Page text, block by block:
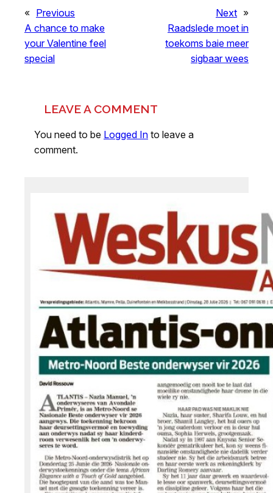
« Previous
A chance to make
your Valentine feel
special
Next »
Raadslede moet in
toekoms baie meer
sigbaar wees
LEAVE A COMMENT
You need to be Logged In to leave a
comment.